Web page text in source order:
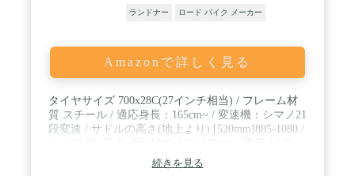
ランドナー ロード バイク メーカー
Amazonで詳しく見る
タイヤサイズ 700x28C(27インチ相当) / フレーム材
質 スチール / 適応身長：165cm~ / 変速機：シマノ21
段変速 / サドルの高さ(地上より) [520mm]885-1080 /
続きを見る